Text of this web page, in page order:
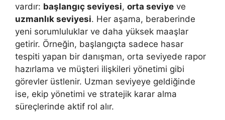
vardır: başlangıç seviyesi, orta seviye ve
uzmanlık seviyesi. Her aşama, beraberinde
yeni sorumluluklar ve daha yüksek maaşlar
getirir. Örneğin, başlangıçta sadece hasar
tespiti yapan bir danışman, orta seviyede rapor
hazırlama ve müşteri ilişkileri yönetimi gibi
görevler üstlenir. Uzman seviyeye geldiğinde
ise, ekip yönetimi ve stratejik karar alma
süreçlerinde aktif rol alır.